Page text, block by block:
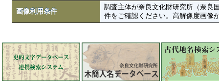
画像利用条件
調査主体が奈良文化財研究所（奈良
件をご確認ください。高解像度画像